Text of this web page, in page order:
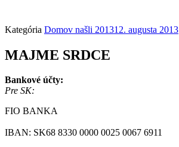
Kategória Domov našli 201312. augusta 2013
MAJME SRDCE
Bankové účty:
Pre SK:
FIO BANKA
IBAN: SK68 8330 0000 0025 0067 6911